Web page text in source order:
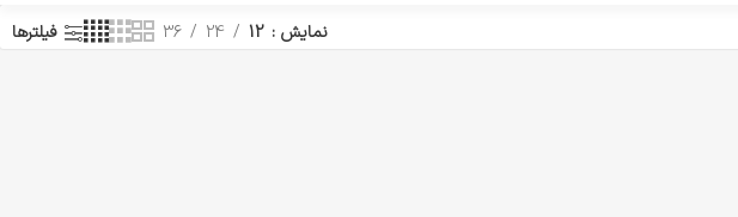
نمایش 12
24
36 فیلترها